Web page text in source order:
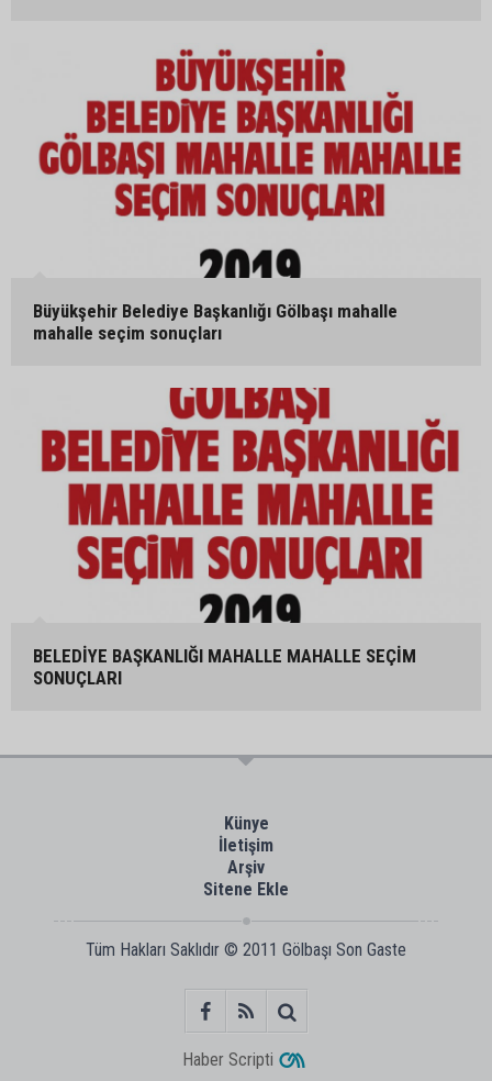
Büyükşehir Belediye Başkanlığı Gölbaşı mahalle
mahalle seçim sonuçları
BELEDİYE BAŞKANLIĞI MAHALLE MAHALLE SEÇİM
SONUÇLARI
Künye
İletişim
Arşiv
Sitene Ekle
Tüm Hakları Saklıdır © 2011 Gölbaşı Son Gaste
Haber Scripti